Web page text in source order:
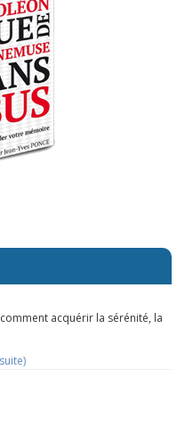
acquérir la sérénité, la